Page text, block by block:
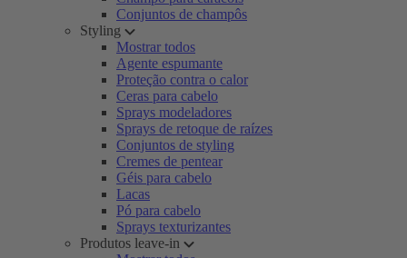
Conjuntos de champôs
Styling
Mostrar todos
Agente espumante
Proteção contra o calor
Ceras para cabelo
Sprays modeladores
Sprays de retoque de raízes
Conjuntos de styling
Cremes de pentear
Géis para cabelo
Lacas
Pó para cabelo
Sprays texturizantes
Produtos leave-in